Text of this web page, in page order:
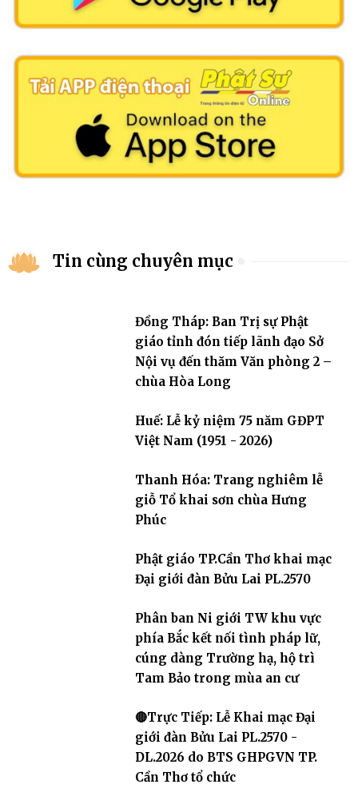
Tin cùng chuyên mục
Đồng Tháp: Ban Trị sự Phật
giáo tỉnh đón tiếp lãnh đạo Sở
Nội vụ đến thăm Văn phòng 2 –
chùa Hòa Long
Huế: Lễ kỷ niệm 75 năm GĐPT
Việt Nam (1951 - 2026)
Thanh Hóa: Trang nghiêm lễ
giỗ Tổ khai sơn chùa Hưng
Phúc
Phật giáo TP.Cần Thơ khai mạc
Đại giới đàn Bửu Lai PL.2570
Phân ban Ni giới TW khu vực
phía Bắc kết nối tình pháp lữ,
cúng dàng Trường hạ, hộ trì
Tam Bảo trong mùa an cư
🔴Trực Tiếp: Lễ Khai mạc Đại
giới đàn Bửu Lai PL.2570 -
DL.2026 do BTS GHPGVN TP.
Cần Thơ tổ chức